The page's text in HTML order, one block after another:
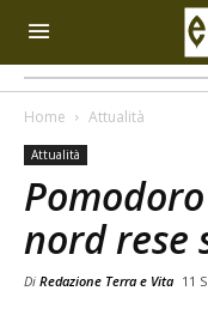
Home Attualità
Attualità
nord rese
Di Redazione Terra e Vita 11